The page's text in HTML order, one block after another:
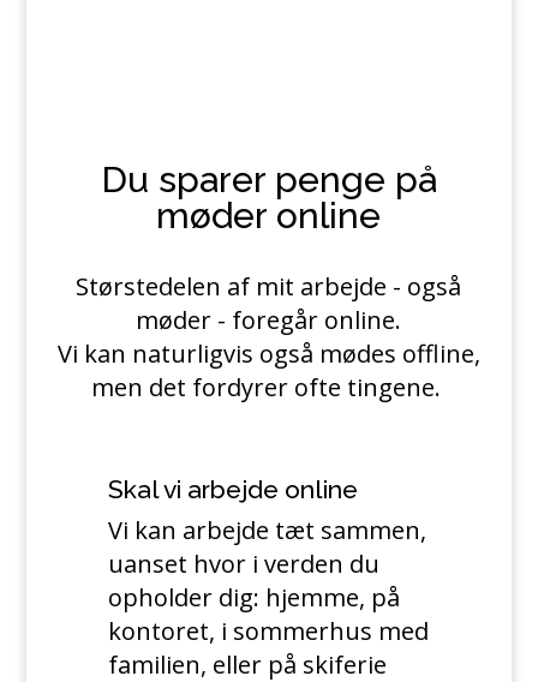
Du sparer penge på
møder online
Størstedelen af mit arbejde - også
møder - foregår online.
Vi kan naturligvis også mødes offline,
men det fordyrer ofte tingene.
Skal vi arbejde online
Vi kan arbejde tæt sammen,
uanset hvor i verden du
opholder dig: hjemme, på
kontoret, i sommerhus med
familien, eller på skiferie